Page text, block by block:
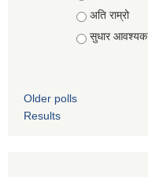
अति राम्रो
सुधार आवश्यक
Older polls
Results